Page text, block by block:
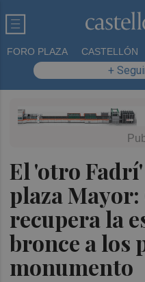
FORO PLAZA CASTELLÓN
+
El 'otro
plaza
recupera la
bronce a los
monumento